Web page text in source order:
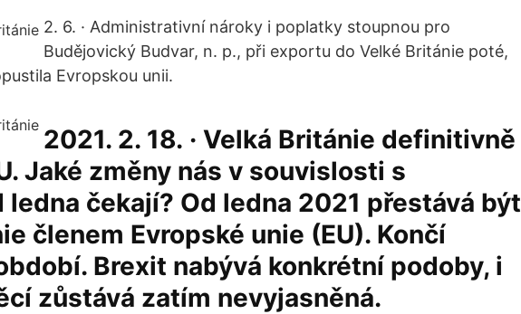
2. 6. · Administrativní nároky i poplatky stoupnou pro
Budějovický Budvar, n. p., při exportu do Velké Británie poté,
Evropskou unii.
2021. 2. 18. · Velká Británie definitivně
Jaké změny nás v souvislosti s
ledna čekají? Od ledna 2021 přestává být
členem Evropské unie (EU). Končí
Brexit nabývá konkrétní podoby, i
zůstává zatím nevyjasněná.